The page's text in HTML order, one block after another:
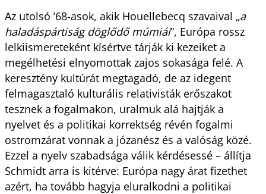
Az utolsó ’68-asok, akik Houellebecq szavaival „a
haladáspártiság döglődő múmiái”, Európa rossz
lelkiismereteként kísértve tárják ki kezeiket a
megélhetési elnyomottak zajos sokasága felé. A
keresztény kultúrát megtagadó, de az idegent
felmagasztaló kulturális relativisták erőszakot
tesznek a fogalmakon, uralmuk alá hajtják a
nyelvet és a politikai korrektség révén fogalmi
ostromzárat vonnak a józanész és a valóság közé.
Ezzel a nyelv szabadsága válik kérdésessé – állítja
Schmidt arra is kitérve: Európa nagy árat fizethet
azért, ha tovább hagyja eluralkodni a politikai